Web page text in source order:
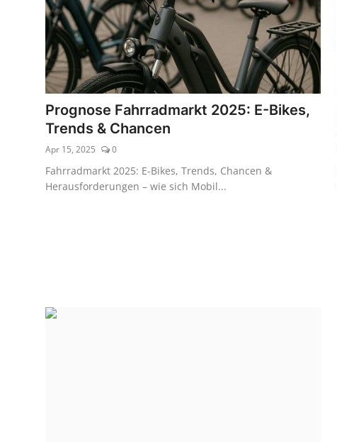
Prognose Fahrradmarkt 2025: E-Bikes,
Trends & Chancen
Apr 15, 2025 0
Fahrradmarkt 2025: E-Bikes, Trends, Chancen &
Herausforderungen – wie sich Mobil...